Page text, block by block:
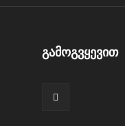
გამოგვყევით